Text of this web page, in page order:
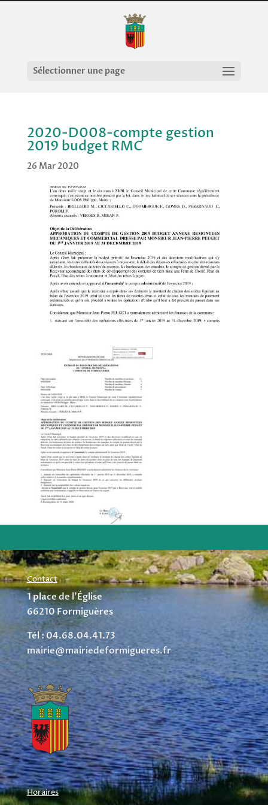
Sélectionner une page
2020-D008-compte gestion
2019 budget RMC
26 Mar 2020
Contact
1 place de l’Église
66210 Formiguères
Tél : 04.68.04.41.73
mairie@mairiedeformigueres.fr
Horaires